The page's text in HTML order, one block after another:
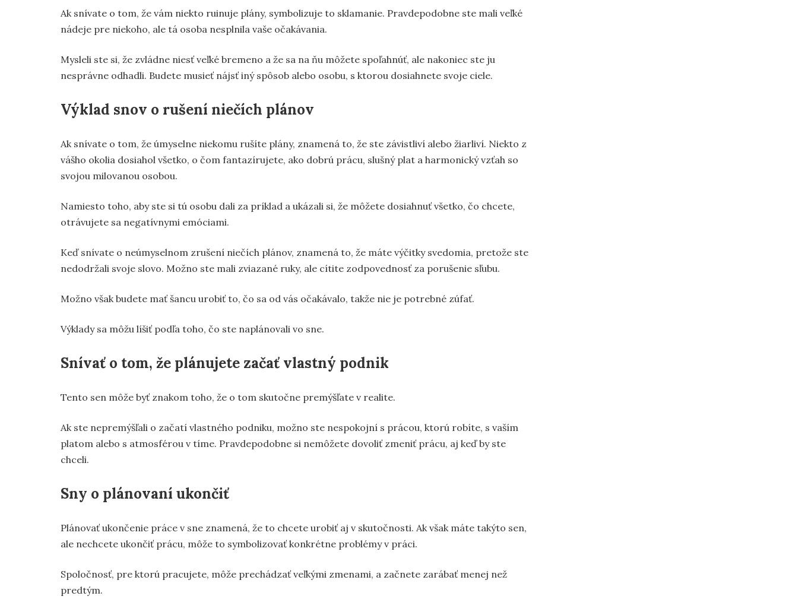
Ak snívate o tom, že vám niekto ruinuje plány, symbolizuje to sklamanie. Pravdepodobne ste mali veľké
nádeje pre niekoho, ale tá osoba nesplnila vaše očakávania.
Mysleli ste si, že zvládne niesť veľké bremeno a že sa na ňu môžete spoľahnúť, ale nakoniec ste ju
nesprávne odhadli. Budete musieť nájsť iný spôsob alebo osobu, s ktorou dosiahnete svoje ciele.
Výklad snov o rušení niečích plánov
Ak snívate o tom, že úmyselne niekomu rušíte plány, znamená to, že ste závistliví alebo žiarliví. Niekto z
vášho okolia dosiahol všetko, o čom fantazírujete, ako dobrú prácu, slušný plat a harmonický vzťah so
svojou milovanou osobou.
Namiesto toho, aby ste si tú osobu dali za príklad a ukázali si, že môžete dosiahnuť všetko, čo chcete,
otrávujete sa negatívnymi emóciami.
Keď snívate o neúmyselnom zrušení niečích plánov, znamená to, že máte výčitky svedomia, pretože ste
nedodržali svoje slovo. Možno ste mali zviazané ruky, ale cítite zodpovednosť za porušenie sľubu.
Možno však budete mať šancu urobiť to, čo sa od vás očakávalo, takže nie je potrebné zúfať.
Výklady sa môžu líšiť podľa toho, čo ste naplánovali vo sne.
Snívať o tom, že plánujete začať vlastný podnik
Tento sen môže byť znakom toho, že o tom skutočne premýšľate v realite.
Ak ste nepremýšľali o začatí vlastného podniku, možno ste nespokojní s prácou, ktorú robíte, s vaším
platom alebo s atmosférou v tíme. Pravdepodobne si nemôžete dovoliť zmeniť prácu, aj keď by ste
chceli.
Sny o plánovaní ukončiť
Plánovať ukončenie práce v sne znamená, že to chcete urobiť aj v skutočnosti. Ak však máte takýto sen,
ale nechcete ukončiť prácu, môže to symbolizovať konkrétne problémy v práci.
Spoločnosť, pre ktorú pracujete, môže prechádzať veľkými zmenami, a začnete zarábať menej než
predtým.